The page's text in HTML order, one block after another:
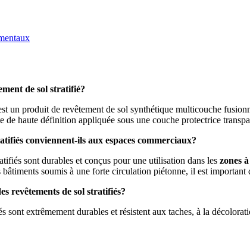
de sol stratifié?
un produit de revêtement de sol synthétique multicouche
de haute définition appliquée sous une couche protectrice
conviennent-ils aux espaces commerciaux?
sont durables et conçus pour une utilisation dans les zones
bâtiments soumis à une forte circulation piétonne, il est
revêtements de sol stratifiés?
sont extrêmement durables et résistent aux taches, à la